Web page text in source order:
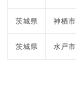
茨城県 神栖市
茨城県 水戸市